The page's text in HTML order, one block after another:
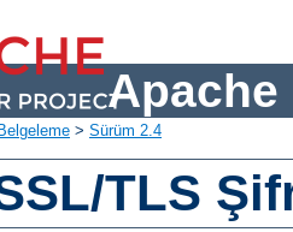
Apache
Belgeleme > Sürüm 2.4
TLS